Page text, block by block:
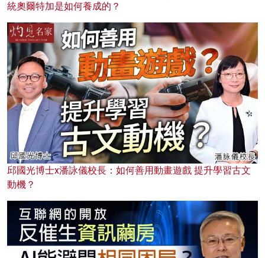
統奧爾特加是如何養成的？
邱國光博士x潘詠儀校長：如何善用動畫遊戲 提升學習古文
動機？